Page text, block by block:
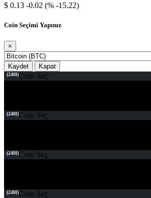
$ 0.13 -0.02 (% -15.22)
Coin Seçimi Yapınız
×
Kaydet Kapat
(24H)Coin Seç
(24H)Coin Seç
(24H)Coin Seç
(24H)Coin Seç